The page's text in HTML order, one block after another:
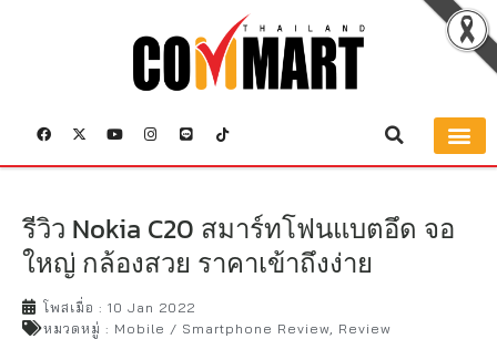
รีวิว Nokia C20 สมาร์ทโฟนแบตอึด จอ
ใหญ่ กล้องสวย ราคาเข้าถึงง่าย
โพสเมื่อ : 10 Jan 2022
หมวดหมู่ : Mobile / Smartphone Review Review